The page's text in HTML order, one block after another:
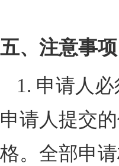
五、注意事项
1. 申请人
申请人提交
格。全部申